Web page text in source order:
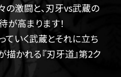
の激闘と、刃牙vs武蔵の
高まります！
いく武蔵とそれに立ち
かれる『刃牙道』第2ク